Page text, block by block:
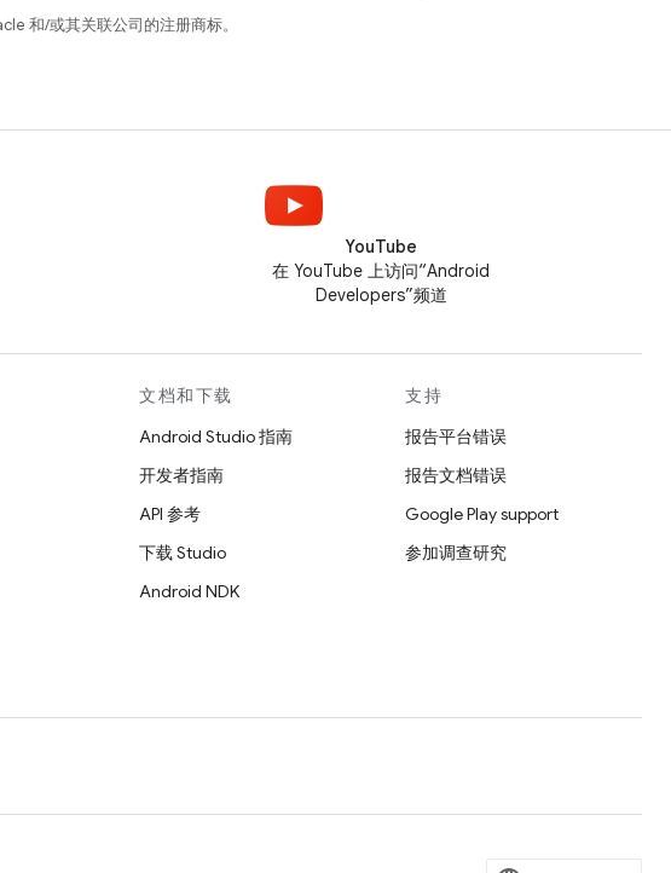
和/或其关联公司的注册商标。
YouTube
在 YouTube 上访问“Android
Developers”频道
文档和下载
Android Studio 指南
开发者指南
API 参考
下载 Studio
Android NDK
支持
报告平台错误
报告文档错误
Google Play support
参加调查研究